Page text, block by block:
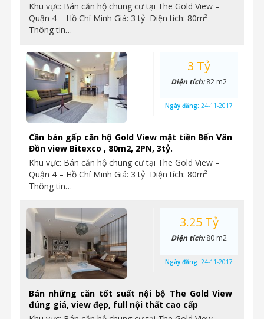
Khu vực: Bán căn hộ chung cư tại The Gold View –
Quận 4 – Hồ Chí Minh Giá: 3 tỷ Diện tích: 80m²
Thông tin…
Cần bán gấp căn hộ Gold View mặt tiền Bến Vân
Đồn view Bitexco , 80m2, 2PN, 3tỷ.
Khu vực: Bán căn hộ chung cư tại The Gold View –
Quận 4 – Hồ Chí Minh Giá: 3 tỷ Diện tích: 80m²
Thông tin…
3 Tỷ
Diện tích:82 m2
Ngày đăng: 24-11-2017
Bán những căn tốt suất nội bộ The Gold View
đúng giá, view đẹp, full nội thất cao cấp
3.25 Tỷ
Diện tích:80 m2
Ngày đăng: 24-11-2017